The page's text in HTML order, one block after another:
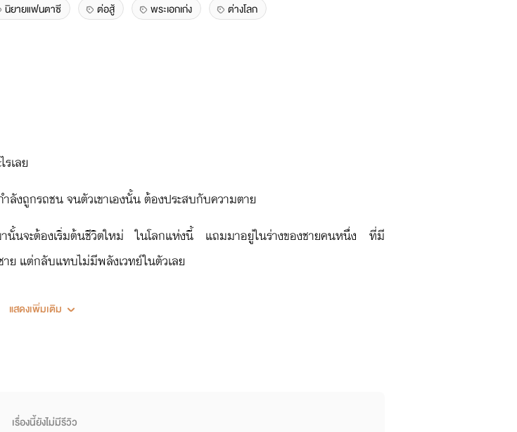
นิยายแฟนตาซี ต่อสู้ พระเอกเก่ง ต่างโลก
เลย
ลังถูกรถชน จนตัวเขาเองนั้น ต้องประสบกับความตาย
านั้นจะต้องเริ่มต้นชีวิตใหม่ ในโลกแห่งนี้ แถมมาอยู่ในร่างของชายคนหนึ่ง ที่มี
แต่กลับแทบไม่มีพลังเวทย์ในตัวเลย
ก็ไม่มี ใครเน้นความรักสามารถถอยได้ครับ
แสดงเพิ่มเติม
เรื่องนี้ยังไม่มีรีวิว